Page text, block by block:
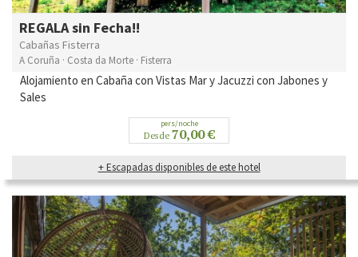
REGALA sin Fecha!!
Cabañas Fisterra
A Coruña · Costa da Morte · Fisterra
Alojamiento en Cabaña con Vistas Mar y Jacuzzi con Jabones y
Sales
pers/noche
Desde 70,00 €
+ Escapadas disponibles de este hotel